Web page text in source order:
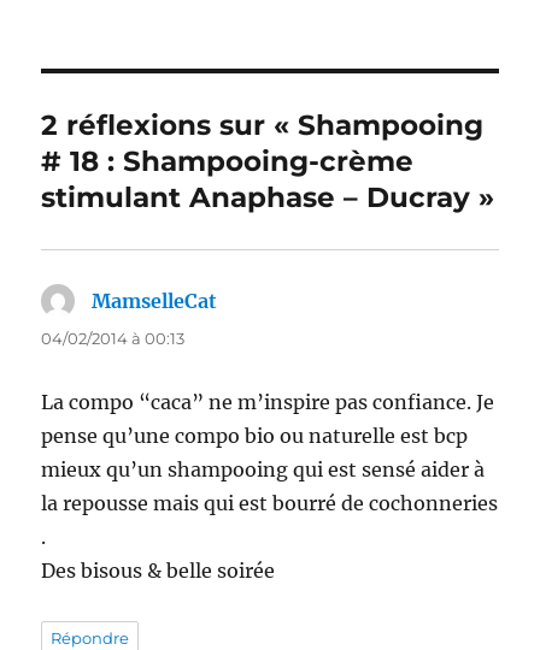
2 réflexions sur « Shampooing
# 18 : Shampooing-crème
stimulant Anaphase – Ducray »
MamselleCat
04/02/2014 à 00:13
La compo “caca” ne m’inspire pas confiance. Je
pense qu’une compo bio ou naturelle est bcp
mieux qu’un shampooing qui est sensé aider à
la repousse mais qui est bourré de cochonneries
.
Des bisous & belle soirée
Répondre